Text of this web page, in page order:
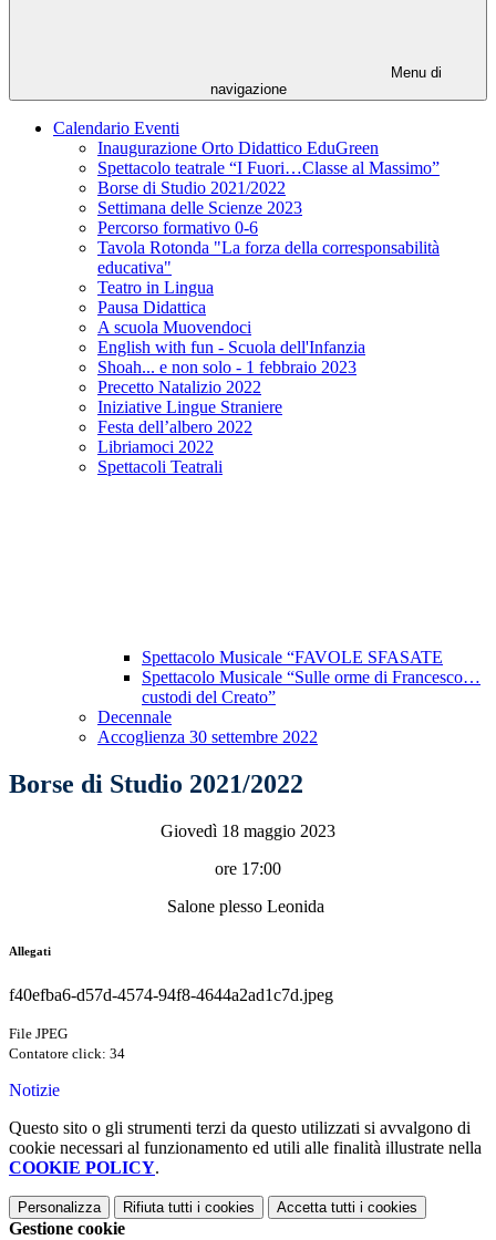
Menu di
navigazione
Calendario Eventi
Inaugurazione Orto Didattico EduGreen
Spettacolo teatrale “I Fuori…Classe al Massimo”
Borse di Studio 2021/2022
Settimana delle Scienze 2023
Percorso formativo 0-6
Tavola Rotonda "La forza della corresponsabilità
educativa"
Teatro in Lingua
Pausa Didattica
A scuola Muovendoci
English with fun - Scuola dell'Infanzia
Shoah... e non solo - 1 febbraio 2023
Precetto Natalizio 2022
Iniziative Lingue Straniere
Festa dell’albero 2022
Libriamoci 2022
Spettacoli Teatrali
Spettacolo Musicale “FAVOLE SFASATE
Spettacolo Musicale “Sulle orme di Francesco…
custodi del Creato”
Decennale
Accoglienza 30 settembre 2022
Borse di Studio 2021/2022
Giovedì 18 maggio 2023
ore 17:00
Salone plesso Leonida
Allegati
f40efba6-d57d-4574-94f8-4644a2ad1c7d.jpeg
File JPEG
Contatore click: 34
Notizie
Questo sito o gli strumenti terzi da questo utilizzati si avvalgono di
cookie necessari al funzionamento ed utili alle finalità illustrate nella
COOKIE POLICY.
Personalizza Rifiuta tutti i cookies Accetta tutti i cookies
Gestione cookie